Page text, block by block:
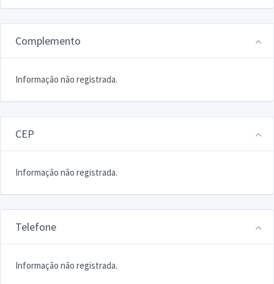
Complemento
Informação não registrada.
CEP
Informação não registrada.
Telefone
Informação não registrada.